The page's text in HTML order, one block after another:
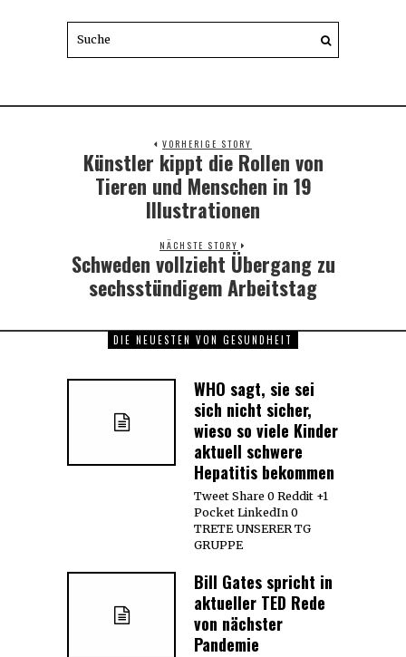
VORHERIGE STORY
Previous
Künstler kippt die Rollen von
Tieren und Menschen in 19
Illustrationen
NÄCHSTE STORY
Next
post:
Schweden vollzieht Übergang zu
sechsstündigem Arbeitstag
DIE NEUESTEN VON GESUNDHEIT
WHO sagt, sie sei
sich nicht sicher,
wieso so viele Kinder
aktuell schwere
Hepatitis bekommen
Tweet Share 0 Reddit +1
Pocket LinkedIn 0
TRETE UNSERER TG
GRUPPE
Bill Gates spricht in
aktueller TED Rede
von nächster
Pandemie